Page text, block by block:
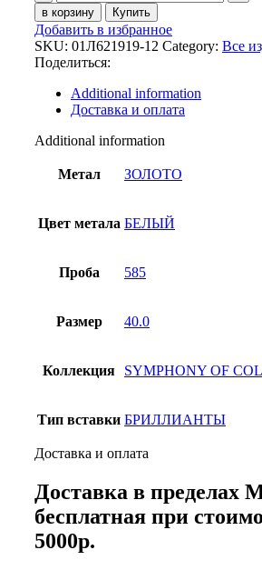
БЕЛЫЙ
ЗОЛОТО
585
пробы
01Л621919-
12
quantity
в корзину Купить
Добавить в избранное
SKU: 01Л621919-12 Category: Все
Поделиться:
Additional information
Доставка и оплата
Additional information
Метал ЗОЛОТО
Цвет метала БЕЛЫЙ
Проба 585
Размер 40.0
Коллекция SYMPHONY OF
Тип вставки БРИЛЛИАНТЫ
Доставка и оплата
Доставка в
бесплатная при
5000р.